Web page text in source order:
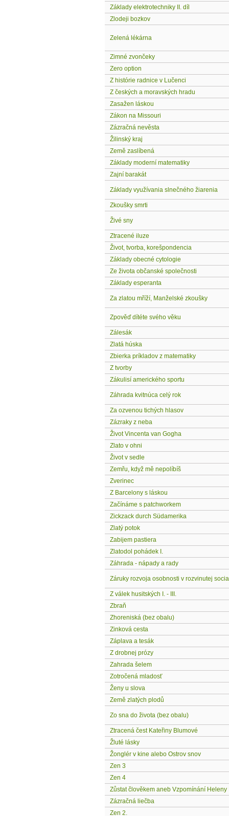
Základy elektrotechniky II. díl
Zlodeji bozkov
Zelená lékárna
Zimné zvončeky
Zero option
Z histórie radnice v Lučenci
Z českých a moravských hradu
Zasažen láskou
Zákon na Missouri
Zázračná nevěsta
Žilinský kraj
Země zaslíbená
Základy moderní matematiky
Zajní barakát
Základy využívania slnečného žiarenia
Zkoušky smrti
Živé sny
Ztracené iluze
Život, tvorba, korešpondencia
Základy obecné cytologie
Ze života občanské společnosti
Základy esperanta
Za zlatou mříží, Manželské zkoušky
Zpověď dítéte svého věku
Zálesák
Zlatá húska
Zbierka príkladov z matematiky
Z tvorby
Zákulisí amerického sportu
Záhrada kvitnúca celý rok
Za ozvenou tichých hlasov
Zázraky z neba
Život Vincenta van Gogha
Zlato v ohni
Život v sedle
Zemřu, když mě nepolíbíš
Zverinec
Z Barcelony s láskou
Začínáme s patchworkem
Zickzack durch Südamerika
Zlatý potok
Zabijem pastiera
Zlatodol pohádek I.
Záhrada - nápady a rady
Záruky rozvoja osobnosti v rozvinutej
Z válek husitských I. - III.
Zbraň
Zhoreniská (bez obalu)
Zinková cesta
Záplava a tesák
Z drobnej prózy
Zahrada šelem
Zotročená mladosť
Ženy u slova
Země zlatých plodů
Zo sna do života (bez obalu)
Ztracená čest Kateřiny Blumové
Žluté lásky
Žonglér v kine alebo Ostrov snov
Zen 3
Zen 4
Zůstat člověkem aneb Vzpomínání Heleny
Zázračná liečba
Zen 2.